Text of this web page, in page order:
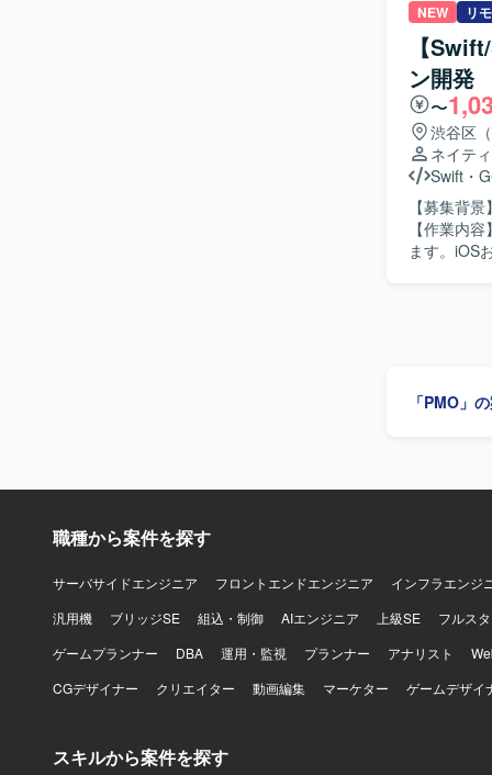
クチャ設
アプリ開
の開発を
生成、レ
列性向上に
数値やKPI
っていただきます。 【求める人物像】 プロダク
の可能性
トウェア
距離で数
【ポジシ
でプロダ
ンフラに
を組み合わ
NEW リ
【
ン開発
〜
渋谷区
ネイテ
Swift ・
【募集背
【作業内
ます。iOS
Cloud
「PMO」
職種から案件を探す
サーバサイドエンジニア フロントエンドエンジニア
インフラエンジ
汎用機
ブリッジSE 組込・制御 AIエンジニア 上級SE
フルス
ゲームプランナー
DBA 運用・監視 プランナー アナリスト
CGデザイナー
クリエイター 動画編集 マーケター ゲームデザイ
スキルから案件を探す